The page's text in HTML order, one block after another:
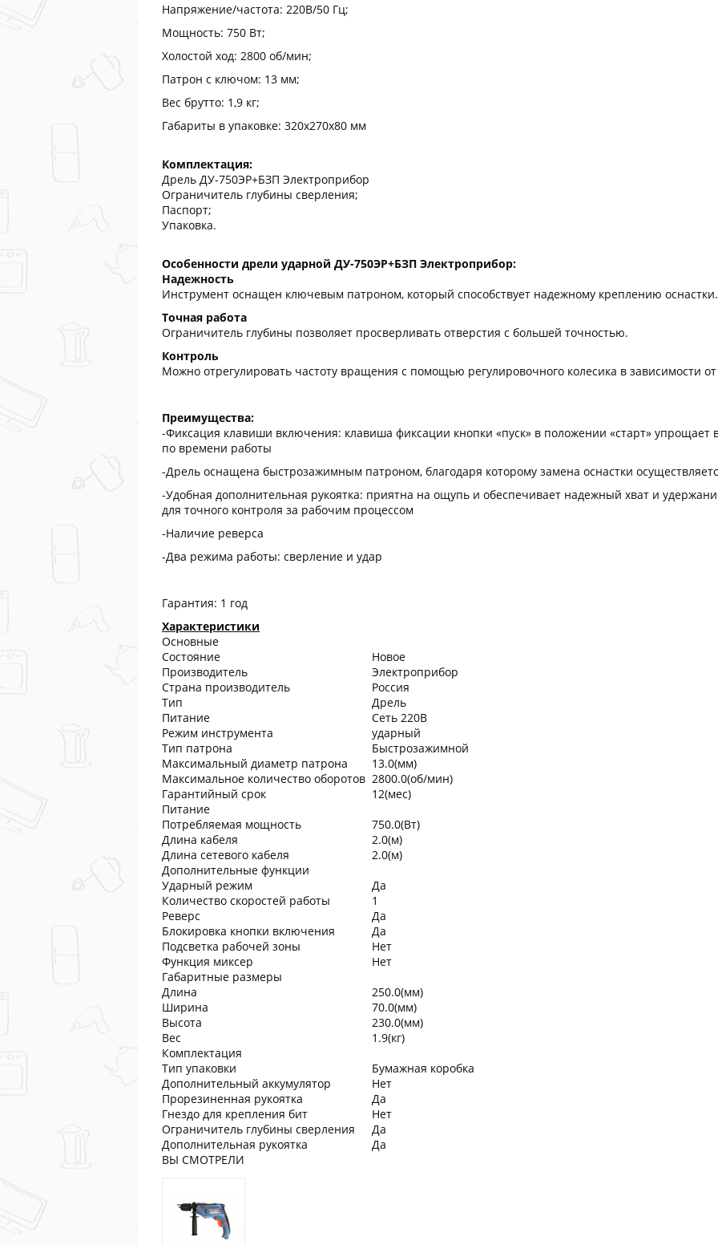
Напряжение/частота: 220В/50 Гц;
Мощность: 750 Вт;
Холостой ход: 2800 об/мин;
Патрон с ключом: 13 мм;
Вес брутто: 1,9 кг;
Габариты в упаковке: 320х270х80 мм
Комплектация:
Дрель ДУ-750ЭР+БЗП Электроприбор
Ограничитель глубины сверления;
Паспорт;
Упаковка.
Особенности дрели ударной ДУ-750ЭР+БЗП Электроприбор:
Надежность
Инструмент оснащен ключевым патроном, который способствует надежному креплению оснастки.
Точная работа
Ограничитель глубины позволяет просверливать отверстия с большей точностью.
Контроль
Можно отрегулировать частоту вращения с помощью регулировочного колесика в зависимости
Преимущества:
-Фиксация клавиши включения: клавиша фиксации кнопки «пуск» в положении «старт» упрощает
по времени работы
-Дрель оснащена быстрозажимным патроном, благодаря которому замена оснастки
-Удобная дополнительная рукоятка: приятна на ощупь и обеспечивает надежный хват и
для точного контроля за рабочим процессом
-Наличие реверса
-Два режима работы: сверление и удар
Гарантия: 1 год
Характеристики
Основные
Состояние
Новое
Производитель
Электроприбор
Страна производитель
Россия
Тип
Дрель
Питание
Сеть 220В
Режим инструмента
ударный
Тип патрона
Быстрозажимной
Максимальный диаметр патрона
13.0(мм)
Максимальное количество оборотов 2800.0(об/мин)
Гарантийный срок
12(мес)
Питание
Потребляемая мощность
750.0(Вт)
Длина кабеля
2.0(м)
Длина сетевого кабеля
2.0(м)
Дополнительные функции
Ударный режим
Да
Количество скоростей работы
1
Реверс
Да
Блокировка кнопки включения
Да
Подсветка рабочей зоны
Нет
Функция миксер
Нет
Габаритные размеры
Длина
250.0(мм)
Ширина
70.0(мм)
Высота
230.0(мм)
Вес
1.9(кг)
Комплектация
Тип упаковки
Бумажная коробка
Дополнительный аккумулятор
Нет
Прорезиненная рукоятка
Да
Гнездо для крепления бит
Нет
Ограничитель глубины сверления
Да
Дополнительная рукоятка
Да
ВЫ СМОТРЕЛИ